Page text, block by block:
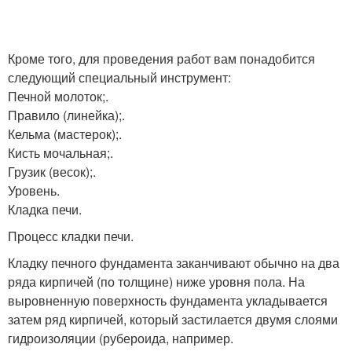
Кроме того, для проведения работ вам понадобится
следующий специальный инструмент:
Печной молоток;.
Правило (линейка);.
Кельма (мастерок);.
Кисть мочальная;.
Грузик (весок);.
Уровень.
Кладка печи.
Процесс кладки печи.
Кладку печного фундамента заканчивают обычно на два
ряда кирпичей (по толщине) ниже уровня пола. На
выровненную поверхность фундамента укладывается
затем ряд кирпичей, который застилается двумя слоями
гидроизоляции (рубероида, например.